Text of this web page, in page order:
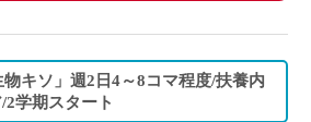
キソ」週2日4～8コマ程度/扶養内
学期スタート